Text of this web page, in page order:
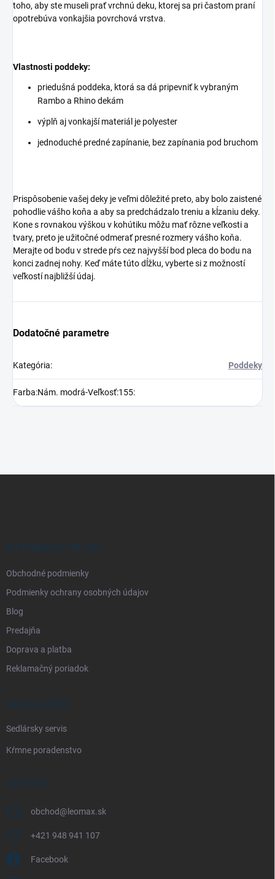
toho, aby ste museli prať vrchnú deku, ktorej sa pri častom praní
opotrebúva vonkajšia povrchová vrstva.
Vlastnosti poddeky:
priedušná poddeka, ktorá sa dá pripevniť k vybraným
Rambo a Rhino dekám
výplň aj vonkajší materiál je polyester
jednoduché predné zapínanie, bez zapínania pod bruchom
Prispôsobenie vašej deky je veľmi dôležité preto, aby bolo zaistené
pohodlie vášho koňa a aby sa predchádzalo treniu a kĺzaniu deky.
Kone s rovnakou výškou v kohútiku môžu mať rôzne veľkosti a
tvary, preto je užitočné odmerať presné rozmery vášho koňa.
Merajte od bodu v strede pŕs cez najvyšší bod pleca do bodu na
konci zadnej nohy. Keď máte túto dĺžku, vyberte si z možností
veľkostí najbližší údaj.
Dodatočné parametre
Kategória: Poddeky
Farba:Nám. modrá-Veľkosť:155:
INFORMÁCIE PRE VÁS
Obchodné podmienky
Podmienky ochrany osobných údajov
Blog
Predajňa
Doprava a platba
Reklamačný poriadok
NAŠE SLUŽBY
Sedlársky servis
Kŕmne poradenstvo
KONTAKT
obchod@ leomax.sk
+421 948 941 107
Facebook